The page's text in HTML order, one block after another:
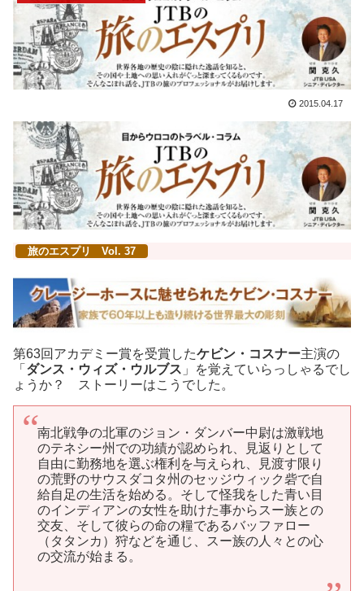
2015.04.17
旅のエスプリ Vol. 37
第63回アカデミー賞を受賞したケビン・コスナー主演の
「 ダンス・ウィズ・ウルブス 」を覚えていらっしゃるでし
ょうか？ ストーリーはこうでした。
南北戦争の北軍のジョン・ダンバー中尉は激戦地
のテネシー州での功績が認められ、見返りとして
自由に勤務地を選ぶ権利を与えられ、見渡す限り
の荒野のサウスダコタ州のセッジウィック砦で自
給自足の生活を始める。そして怪我をした青い目
のインディアンの女性を助けた事からスー族との
交友、そして彼らの命の糧であるバッファロー
（タタンカ）狩などを通じ、スー族の人々との心
の交流が始まる。